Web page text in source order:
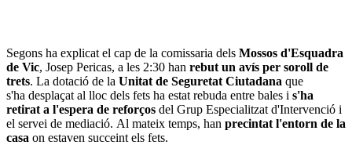
Segons ha explicat el cap de la comissaria dels Mossos d'Esquadra
de Vic, Josep Pericas, a les 2:30 han rebut un avís per soroll de
trets. La dotació de la Unitat de Seguretat Ciutadana que
s'ha desplaçat al lloc dels fets ha estat rebuda entre bales i s'ha
retirat a l'espera de reforços del Grup Especialitzat d'Intervenció i
el servei de mediació. Al mateix temps, han precintat l'entorn de la
casa on estaven succeint els fets.